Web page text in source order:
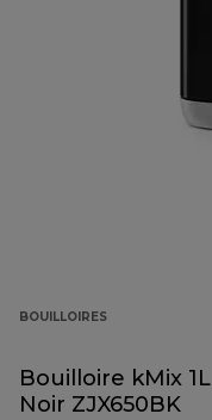
BOUILLOIRES
Bouilloire kMix 1L
Noir ZJX650BK